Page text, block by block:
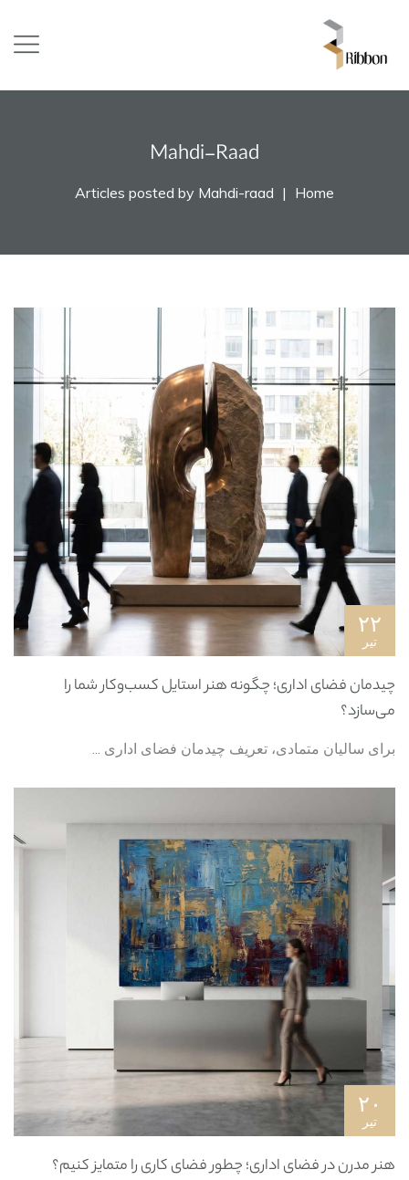
Mahdi-Raad
Home
Articles posted by Mahdi-raad
۲۲
تیر
چیدمان فضای اداری؛ چگونه هنر استایل کسب‌وکار شما را
می‌سازد؟
برای سالیان متمادی، تعریف چیدمان فضای اداری ...
۲۰
تیر
هنر مدرن در فضای اداری؛ چطور فضای کاری را متمایز کنیم؟